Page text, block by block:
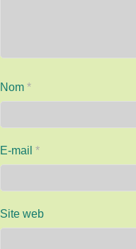
Nom *
E-mail *
Site web